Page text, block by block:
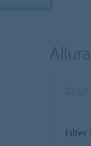
Filter